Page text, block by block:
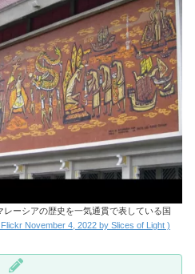
ーシアの歴史を一気通貫で表している国
November 4, 2022 by Slices of Light )